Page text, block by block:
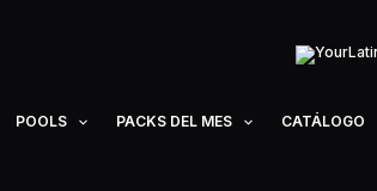
POOLS PACKS DEL MES CATÁLOGO